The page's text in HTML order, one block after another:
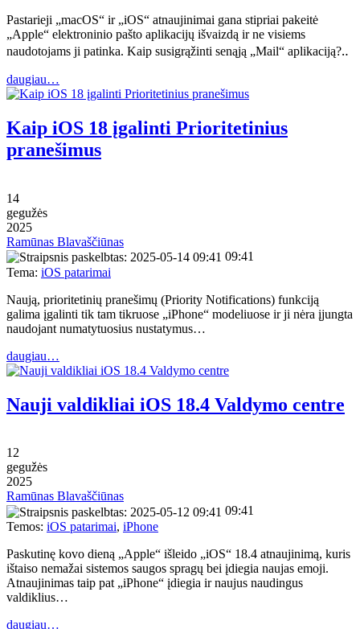
Pastarieji „macOS“ ir „iOS“ atnaujinimai gana stipriai pakeitė
„Apple“ elektroninio pašto aplikacijų išvaizdą ir ne visiems
naudotojams ji patinka. Kaip susigrąžinti senąją „Mail“ aplikaciją?‥
daugiau…
Kaip iOS 18 įgalinti Prioritetinius
pranešimus
14
gegužės
2025
Ramūnas Blavaščiūnas
09:41
Tema: iOS patarimai
Naują, prioritetinių pranešimų (Priority Notifications) funkciją
galima įgalinti tik tam tikruose „iPhone“ modeliuose ir ji nėra įjungta
naudojant numatytuosius nustatymus…
daugiau…
Nauji valdikliai iOS 18.4 Valdymo centre
12
gegužės
2025
Ramūnas Blavaščiūnas
09:41
Temos: iOS patarimai, iPhone
Paskutinę kovo dieną „Apple“ išleido „iOS“ 18.4 atnaujinimą, kuris
ištaiso nemažai sistemos saugos spragų bei įdiegia naujas emoji.
Atnaujinimas taip pat „iPhone“ įdiegia ir naujus naudingus
valdiklius…
daugiau…